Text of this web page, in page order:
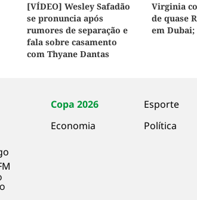
[VÍDEO] Wesley Safadão
se pronuncia após
rumores de separação e
fala sobre casamento
com Thyane Dantas
Virginia
de quase
em Dubai;
Copa 2026
Economia
Esporte
Política